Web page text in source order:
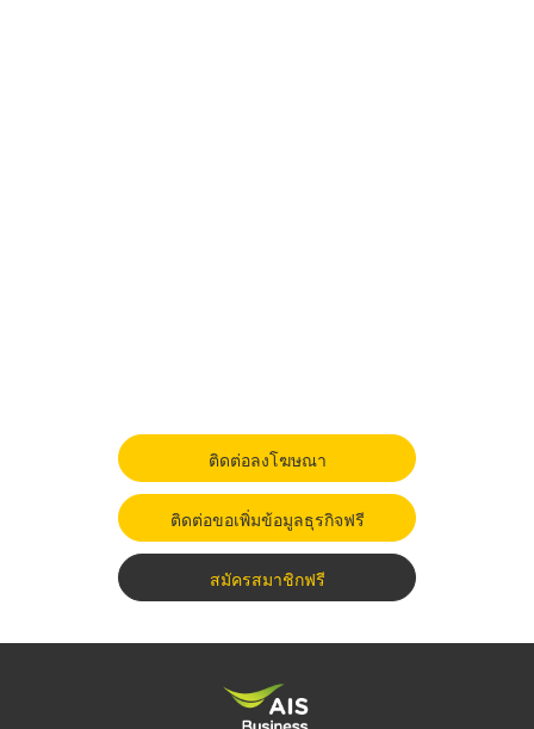
ติดต่อลงโฆษณา
ติดต่อขอเพิ่มข้อมูลธุรกิจฟรี
สมัครสมาชิกฟรี